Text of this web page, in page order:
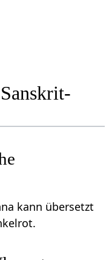
kann übersetzt